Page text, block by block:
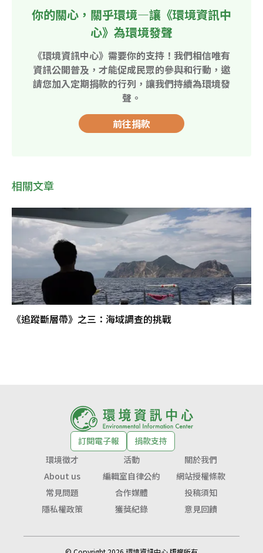
你的關心，關乎環境—讓《環境資訊中
心》為環境發聲
《環境資訊中心》需要你的支持！我們相信唯有
資訊公開普及，才能促成民眾的參與和行動，邀
請您加入定期捐款的行列，讓我們持續為環境發
聲。
前往捐款
相關文章
《追蹤斷層帶》之三：海域調查的挑戰
訂閱電子報
捐款支持
環境徵才
活動
關於我們
About us
編輯室自律公約
網站授權條款
常見問題
合作媒體
投稿須知
隱私權政策
獲獎紀錄 意見回饋